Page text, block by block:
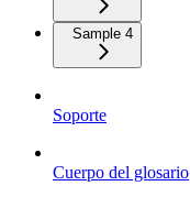
Sample 4
Soporte
Cuerpo del glosario